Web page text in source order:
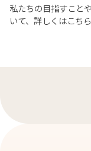
私たちの目指すこと
いて、詳しくはこち